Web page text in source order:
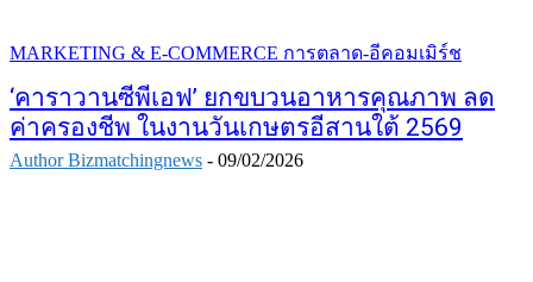
MARKETING & E-COMMERCE การตลาด-อีคอมเมิร์ช
‘คาราวานซีพีเอฟ’ ยกขบวนอาหารคุณภาพ ลด
ค่าครองชีพ ในงานวันเกษตรอีสานใต้ 2569
Author Bizmatchingnews - 09/02/2026